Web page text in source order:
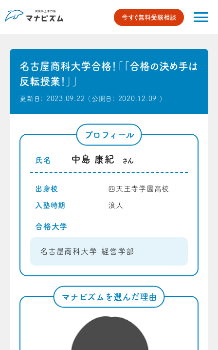
今すぐ無料受験相談
名古屋商科大学合格！「「合格の決め手は
反転授業！」」
更新日： 2023.09.22 （公開日： 2020.12.09 ）
プロフィール
氏名 中島 康紀 さん
出身校 四天王寺学園高校
入塾時期 浪人
合格大学
名古屋商科大学 経営学部
マナビズムを選んだ理由